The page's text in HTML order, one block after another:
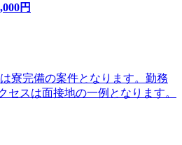
円
寮完備の案件となります。勤務
セスは面接地の一例となります。